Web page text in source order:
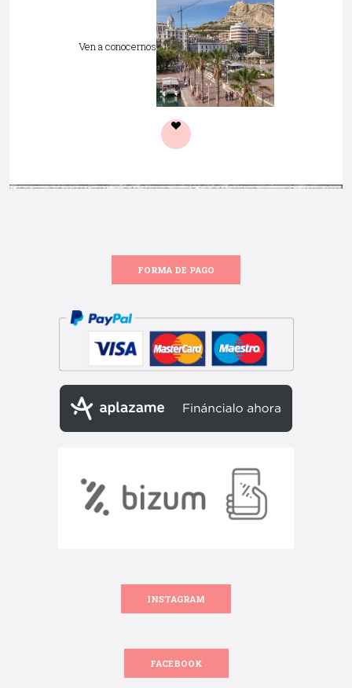
Ven a conocernos
FORMA DE PAGO
INSTAGRAM
FACEBOOK